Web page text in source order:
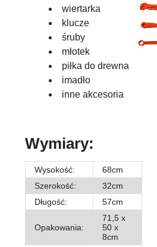
wiertarka
klucze
śruby
młotek
piłka do drewna
imadło
inne akcesoria
Wymiary:
Wysokość:
68cm
Szerokość:
32cm
Długość:
57cm
Opakowania:
71,5 x
50 x
8cm